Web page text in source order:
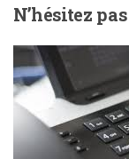
N’hésitezpas